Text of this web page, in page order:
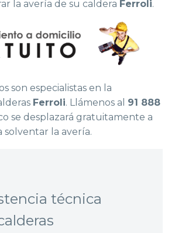
la avería de su caldera Ferroli.
son especialistas en la
Ferroli. Llámenos al 91 888
se desplazará gratuitamente a
solventar la avería.
técnica